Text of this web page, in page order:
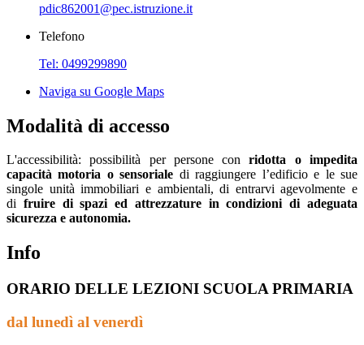
pdic862001@pec.istruzione.it
Telefono
Tel: 0499299890
Naviga su Google Maps
Modalità di accesso
L'accessibilità:possibilità per persone conridotta o impedita
capacità motoria o sensoriale di raggiungere l’edificio e le sue
singole unità immobiliari e ambientali, di entrarvi agevolmente e
di fruire di spazi ed attrezzature in condizioni di adeguata
sicurezza e autonomia.
Info
ORARIO DELLE LEZIONI SCUOLA PRIMARIA
dal lunedì al venerdì